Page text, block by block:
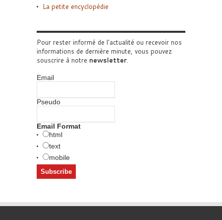
La petite encyclopédie
Pour rester informé de l'actualité ou recevoir nos
informations de dernière minute, vous pouvez
souscrire à notre newsletter.
Email
Pseudo
Email Format
html
text
mobile